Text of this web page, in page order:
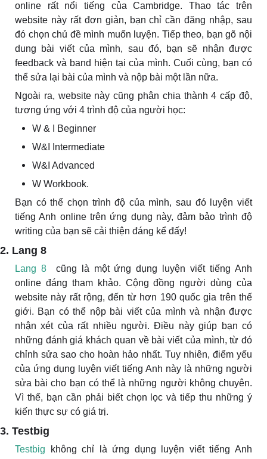
online rất nổi tiếng của Cambridge. Thao tác trên
website này rất đơn giản, bạn chỉ cần đăng nhập, sau
đó chọn chủ đề mình muốn luyện. Tiếp theo, bạn gõ nội
dung bài viết của mình, sau đó, bạn sẽ nhận được
feedback và band hiện tại của mình. Cuối cùng, bạn có
thể sửa lại bài của mình và nộp bài một lần nữa.
Ngoài ra, website này cũng phân chia thành 4 cấp độ,
tương ứng với 4 trình độ của người học:
W & I Beginner
W&I Intermediate
W&I Advanced
W Workbook.
Bạn có thể chọn trình độ của mình, sau đó luyện viết
tiếng Anh online trên ứng dụng này, đảm bảo trình độ
writing của bạn sẽ cải thiện đáng kể đấy!
2. Lang 8
Lang 8
cũng là một ứng dụng luyện viết tiếng Anh
online đáng tham khảo. Cộng đồng người dùng của
website này rất rộng, đến từ hơn 190 quốc gia trên thế
giới. Bạn có thể nộp bài viết của mình và nhận được
nhận xét của rất nhiều người. Điều này giúp bạn có
những đánh giá khách quan về bài viết của mình, từ đó
chỉnh sửa sao cho hoàn hảo nhất. Tuy nhiên, điểm yếu
của ứng dụng luyện viết tiếng Anh này là những người
sửa bài cho bạn có thể là những người không chuyên.
Vì thế, bạn cần phải biết chọn lọc và tiếp thu những ý
kiến thực sự có giá trị.
3. Testbig
Testbig không chỉ là ứng dụng luyện viết tiếng Anh